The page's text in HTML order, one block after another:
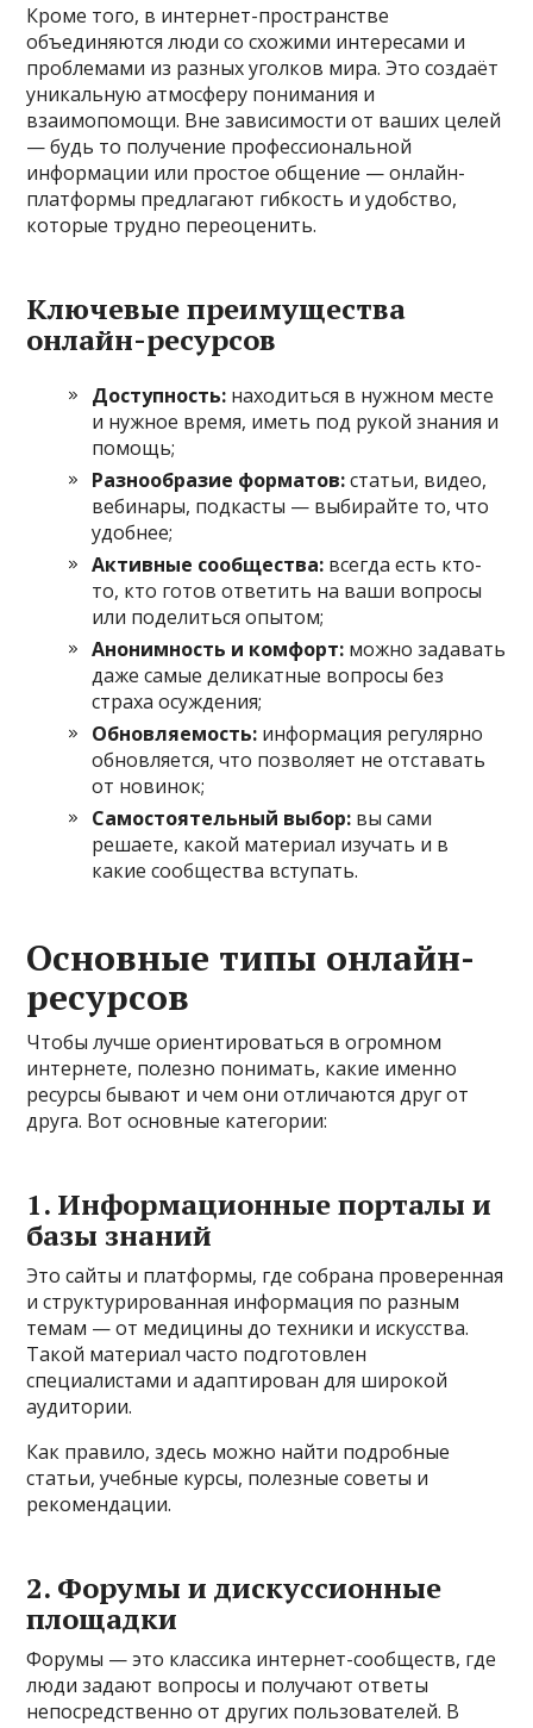
Кроме того, в интернет-пространстве
объединяются люди со схожими интересами и
проблемами из разных уголков мира. Это создаёт
уникальную атмосферу понимания и
взаимопомощи. Вне зависимости от ваших целей
— будь то получение профессиональной
информации или простое общение — онлайн-
платформы предлагают гибкость и удобство,
которые трудно переоценить.
Ключевые преимущества
онлайн-ресурсов
Доступность: находиться в нужном месте
и нужное время, иметь под рукой знания и
помощь;
Разнообразие форматов:статьи, видео,
вебинары, подкасты — выбирайте то, что
удобнее;
Активные сообщества: всегда есть кто-
то, кто готов ответить на ваши вопросы
или поделиться опытом;
Анонимность и комфорт: можно задавать
даже самые деликатные вопросы без
страха осуждения;
Обновляемость: информация регулярно
обновляется, что позволяет не отставать
от новинок;
Самостоятельный выбор: вы сами
решаете, какой материал изучать и в
какие сообщества вступать.
Основные типы онлайн-
ресурсов
Чтобы лучше ориентироваться в огромном
интернете, полезно понимать, какие именно
ресурсы бывают и чем они отличаются друг от
друга. Вот основные категории:
1. Информационные порталы и
базы знаний
Это сайты и платформы, где собрана проверенная
и структурированная информация по разным
темам — от медицины до техники и искусства.
Такой материал часто подготовлен
специалистами и адаптирован для широкой
аудитории.
Как правило, здесь можно найти подробные
статьи, учебные курсы, полезные советы и
рекомендации.
2. Форумы и дискуссионные
площадки
Форумы — это классика интернет-сообществ, где
люди задают вопросы и получают ответы
непосредственно от других пользователей. В